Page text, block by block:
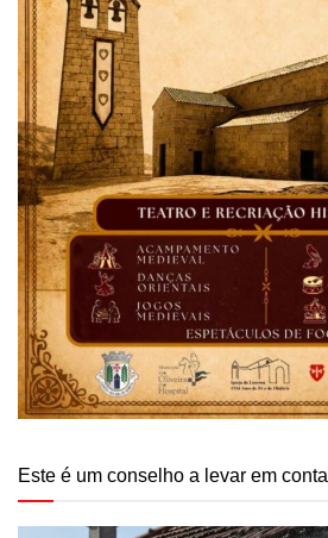
Este é um conselho a levar em conta